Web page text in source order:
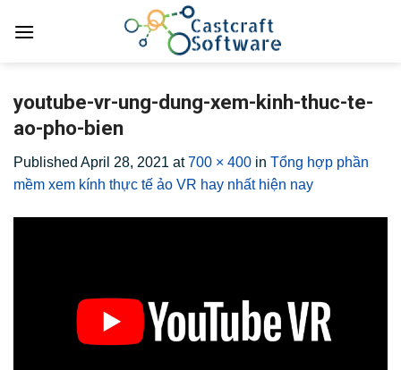
youtube-vr-ung-dung-xem-kinh-thuc-te-
ao-pho-bien
Published April 28, 2021 at700 × 400 in Tổng hợp phần
mềm xem kính thực tế ảo VR hay nhất hiện nay